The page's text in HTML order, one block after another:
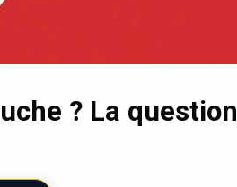
? La question